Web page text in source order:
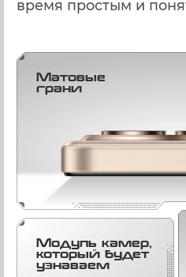
время простым и
Матовые
грани
Модуль камер,
который будет
узнаваем